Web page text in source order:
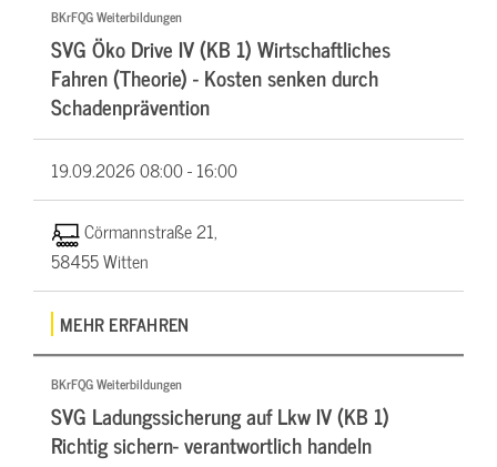
BKrFQG Weiterbildungen
SVG Öko Drive IV (KB 1) Wirtschaftliches
Fahren (Theorie) - Kosten senken durch
Schadenprävention
19.09.202608:00 - 16:00
Cörmannstraße 21,
58455 Witten
MEHR ERFAHREN
BKrFQG Weiterbildungen
SVG Ladungssicherung auf Lkw IV (KB 1)
Richtig sichern- verantwortlich handeln